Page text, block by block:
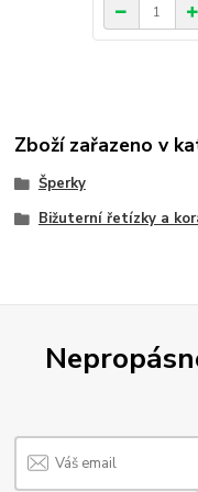
Zboží zařazeno v
Šperky
Bižuterní řetízky a